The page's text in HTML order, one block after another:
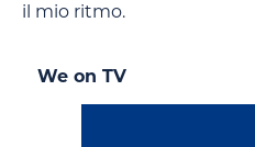
il mio ritmo.
We on TV